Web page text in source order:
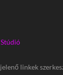
linkek